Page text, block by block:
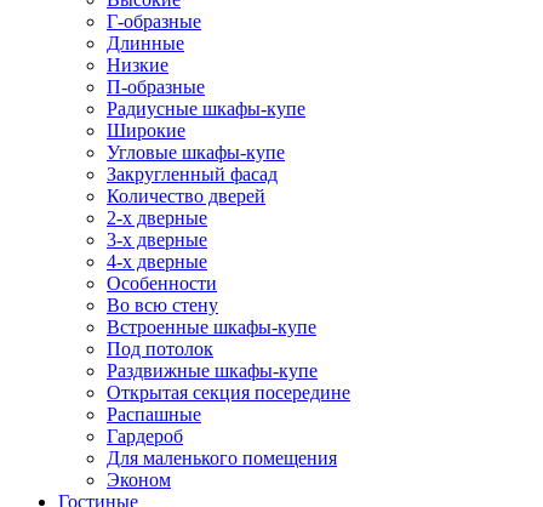
Г-образные
Длинные
Низкие
П-образные
Радиусные шкафы-купе
Широкие
Угловые шкафы-купе
Закругленный фасад
Количество дверей
2-х дверные
3-х дверные
4-х дверные
Особенности
Во всю стену
Встроенные шкафы-купе
Под потолок
Раздвижные шкафы-купе
Открытая секция посередине
Распашные
Гардероб
Для маленького помещения
Эконом
Гостиные